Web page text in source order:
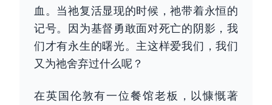
血。当祂复活显现的时候，祂带着永恒的
记号。因为基督勇敢面对死亡的阴影，我
们才有永生的曙光。主这样爱我们，我们
又为祂舍弃过什么呢？
在英国伦敦有一位餐馆老板，以慷慨著